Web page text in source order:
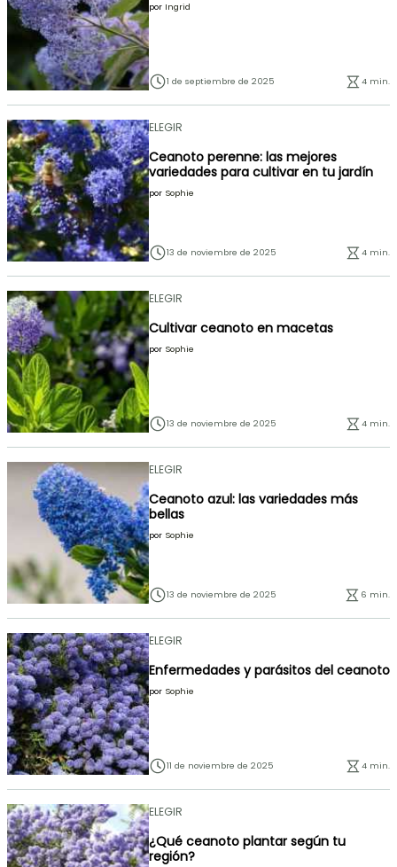
por Ingrid
1 de septiembre de 2025 4 min.
ELEGIR
Ceanoto perenne: las mejores
variedades para cultivar en tu jardín
por Sophie
13 de noviembre de 2025 4 min.
ELEGIR
Cultivar ceanoto en macetas
por Sophie
13 de noviembre de 2025 4 min.
ELEGIR
Ceanoto azul: las variedades más
bellas
por Sophie
13 de noviembre de 2025 6 min.
ELEGIR
Enfermedades y parásitos del ceanoto
por Sophie
11 de noviembre de 2025 4 min.
ELEGIR
¿Qué ceanoto plantar según tu
región?